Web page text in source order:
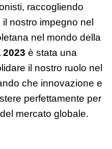
raccogliendo
nostro impegno nel
nel mondo della
2023 è stata una
il nostro ruolo nel
che innovazione e
perfettamente per
mercato globale.